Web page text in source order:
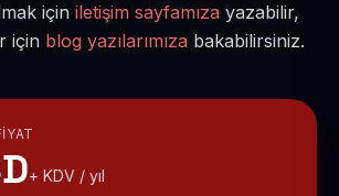
için iletişim sayfamıza yazabilir,
için blog yazılarımıza bakabilirsiniz.
+ KDV / yıl